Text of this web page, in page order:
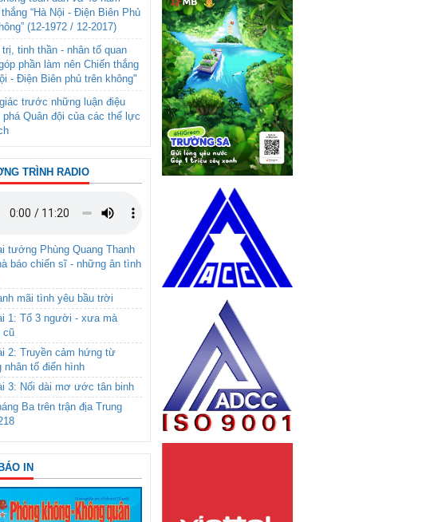
“Hà Nội - Điện Biên Phủ
(12-1972 / 12-2017)
trị, tinh thần - nhân tố quan
phần làm nên Chiến thắng
- Điện Biên phủ trên không"
trước những luận điệu
phá Quân đội của các thế lực
TRÌNH RADIO
tướng Phùng Quang Thanh
báo chiến sĩ - những ân tình
mãi tình yêu bầu trời
1: Tổ 3 người - xưa mà
cũ
2: Truyền cảm hứng từ
nhân tố điển hình
3: Nối dài mơ ước tân binh
Ba trên trận địa Trung
IN